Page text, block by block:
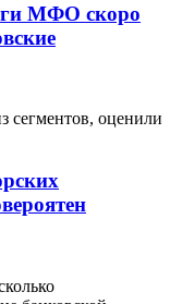
МФО скоро
сегментов, оценили